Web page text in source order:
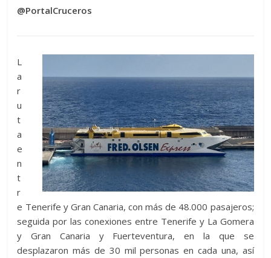
@PortalCruceros
L
a
r
u
t
a
e
n
t
r
e Tenerife y Gran Canaria, con más de 48.000 pasajeros;
seguida por las conexiones entre Tenerife y La Gomera
y Gran Canaria y Fuerteventura, en la que se
desplazaron más de 30 mil personas en cada una, así